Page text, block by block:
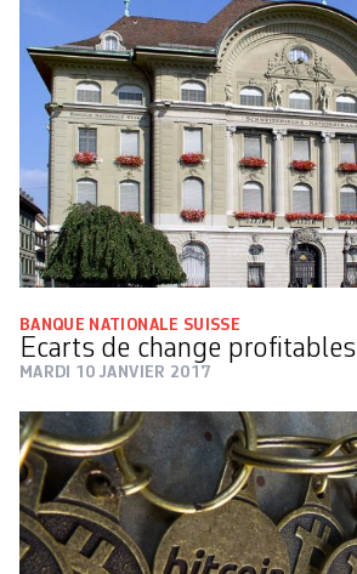
BANQUE NATIONALE SUISSE
Ecarts de change profitables
MARDI 10 JANVIER 2017